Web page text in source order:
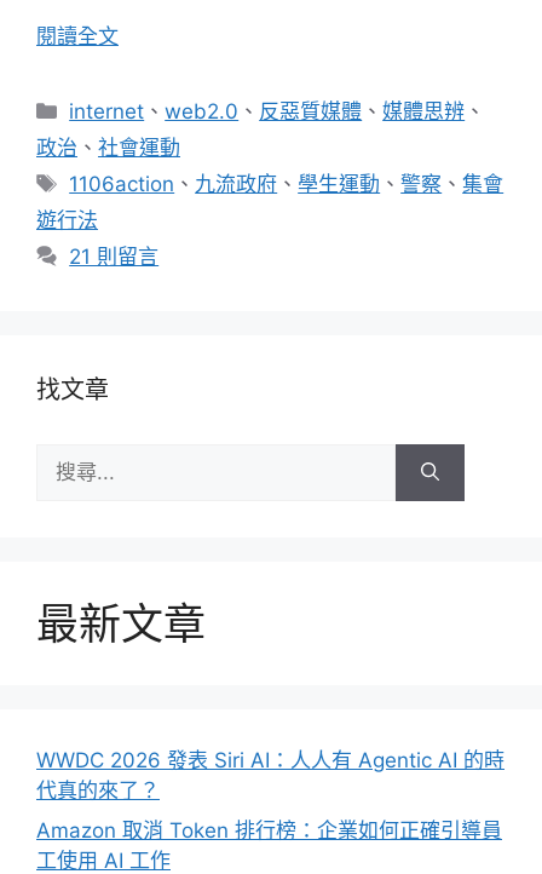
閱讀全文
分
類
internet 、web2.0 、 反惡質媒體 、媒體思辨 、
政治 、 社會運動
標
籤
1106action 、 九流政府 、學生運動 、警察 、集會
遊行法
21 則留言
找文章
尋:
最新文章
WWDC 2026 發表 Siri AI：人人有 Agentic AI 的時
代真的來了？
Amazon 取消 Token 排行榜：企業如何正確引導員
工使用 AI 工作